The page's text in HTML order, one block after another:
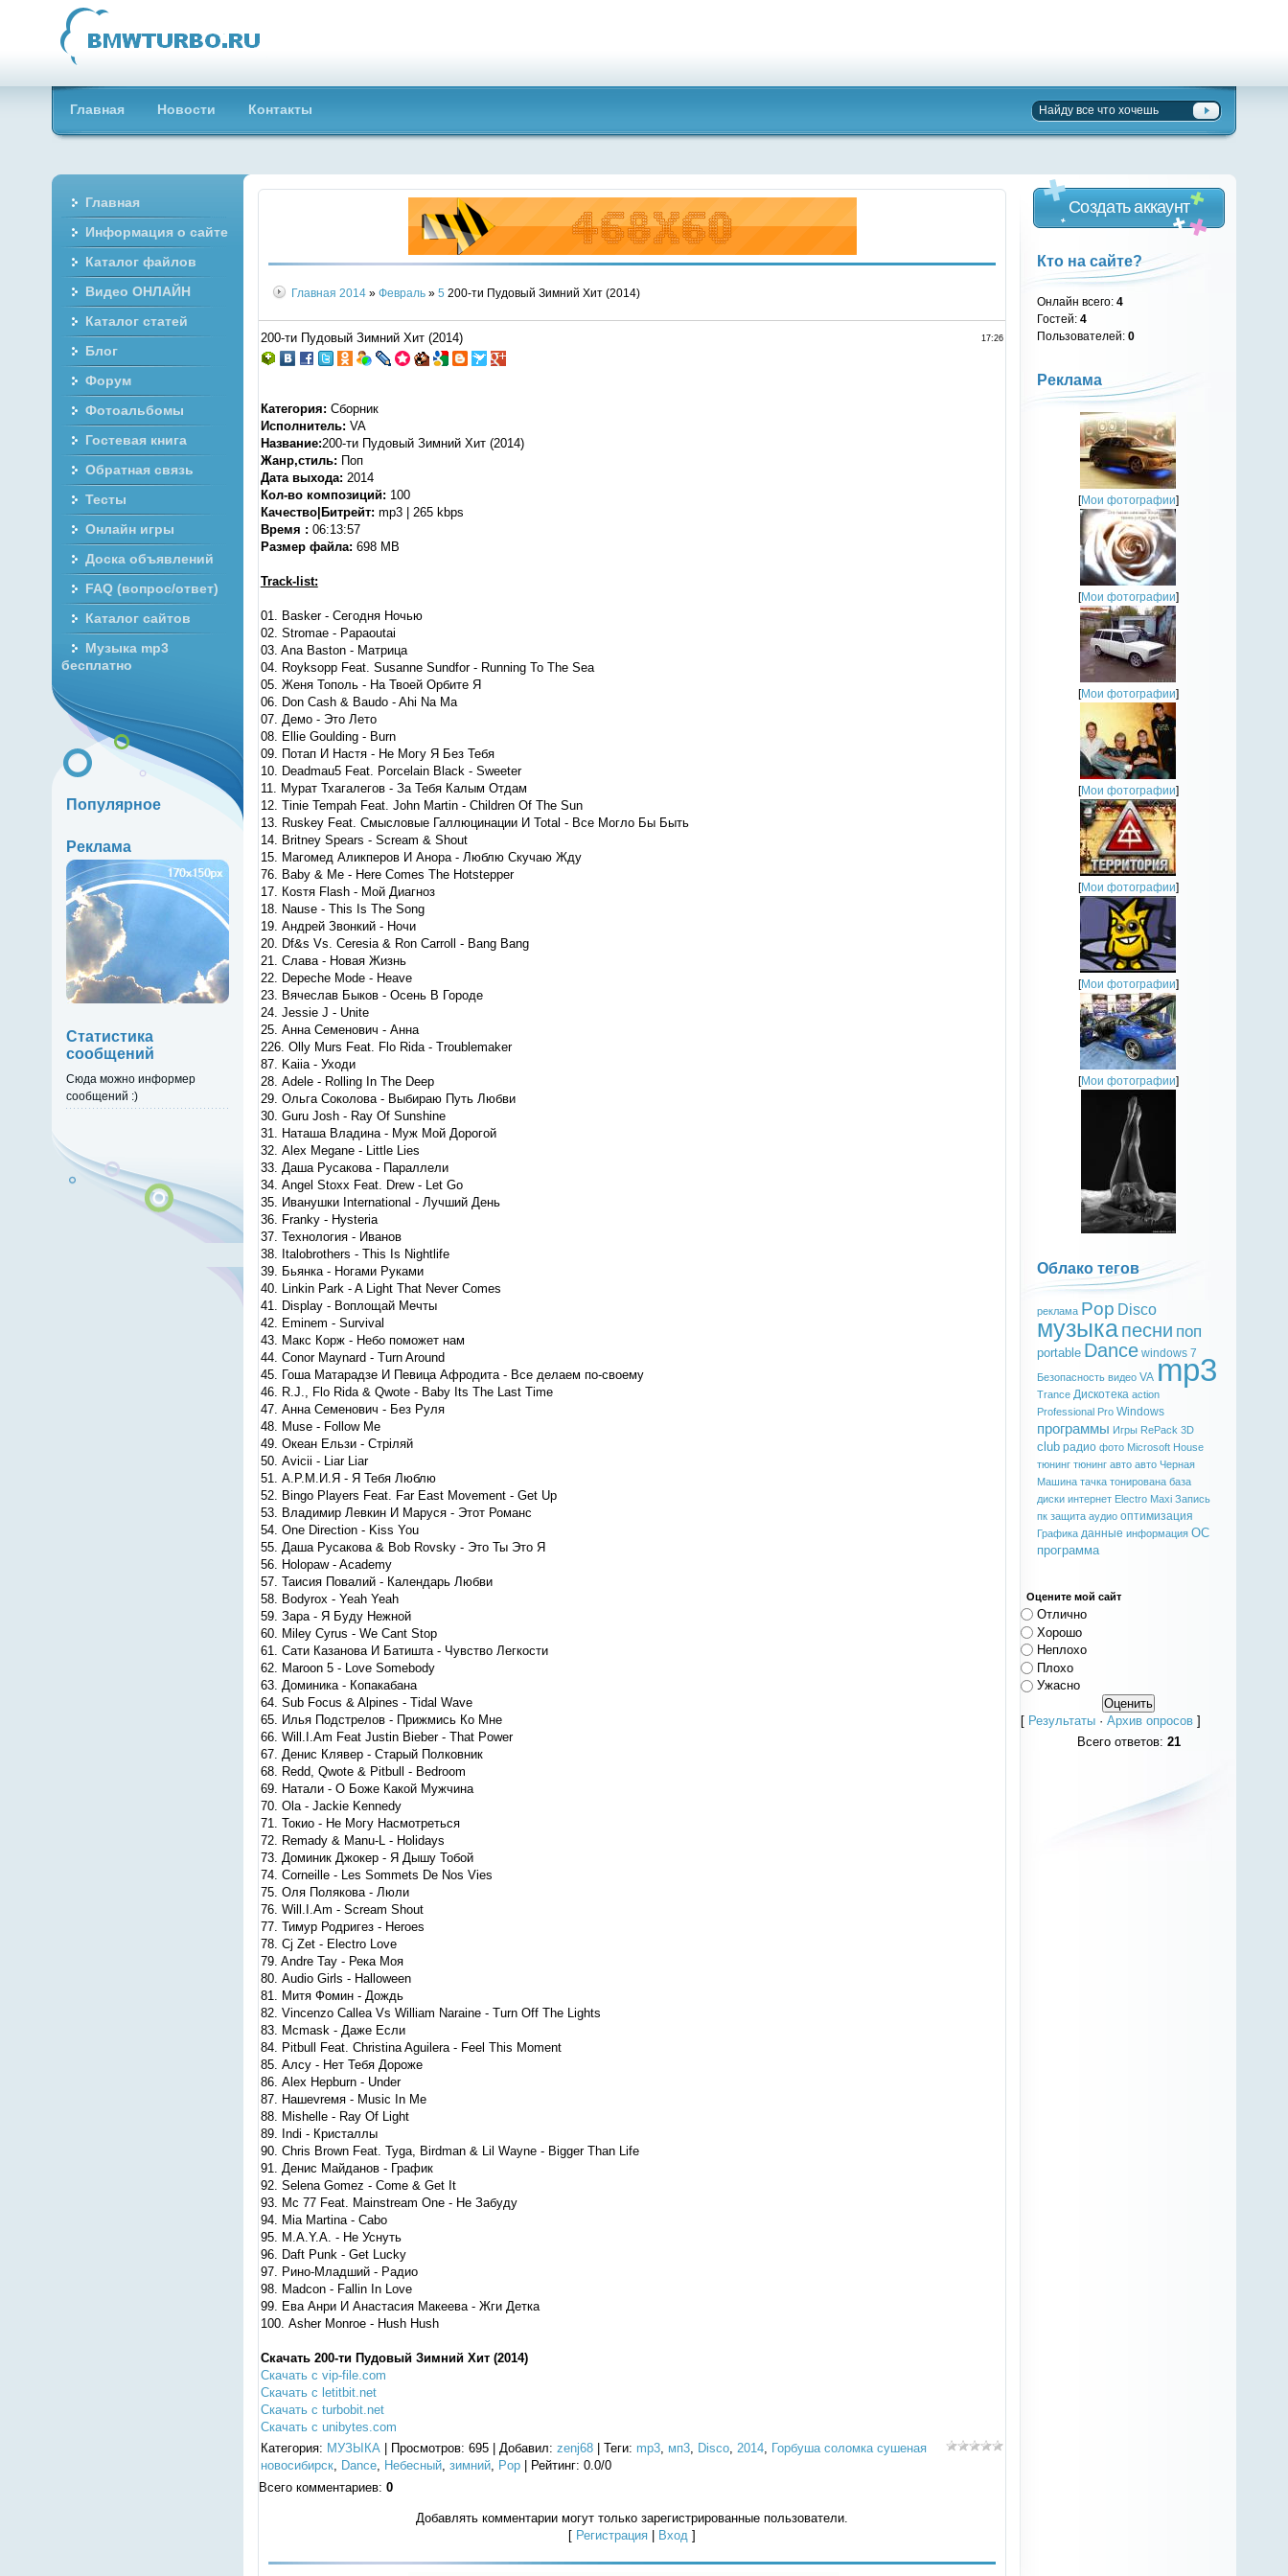
Главная Новости Контакты
Главная 2014 » Февраль » 5 200-ти Пудовый Зимний Хит (2014)
17:26
200-ти Пудовый Зимний Хит (2014)
Категория: Сборник
Исполнитель: VA
Название:200-ти Пудовый Зимний Хит (2014)
Жанр,стиль: Поп
Дата выхода: 2014
Кол-во композиций: 100
Качество|Битрейт: mp3 | 265 kbps
Время : 06:13:57
Размер файла: 698 MB
Track-list:
01. Basker - Сегодня Ночью
02. Stromae - Papaoutai
03. Ana Baston - Матрица
04. Royksopp Feat. Susanne Sundfor - Running To The Sea
05. Женя Тополь - На Твоей Орбите Я
06. Don Cash & Baudo - Ahi Na Ma
07. Демо - Это Лето
08. Ellie Goulding - Burn
09. Потап И Настя - Не Могу Я Без Тебя
10. Deadmau5 Feat. Porcelain Black - Sweeter
11. Мурат Тхагалегов - За Тебя Калым Отдам
12. Tinie Tempah Feat. John Martin - Children Of The Sun
13. Ruskey Feat. Смысловые Галлюцинации И Total - Все Могло Бы Быть
14. Britney Spears - Scream & Shout
15. Магомед Аликперов И Анора - Люблю Скучаю Жду
76. Baby & Me - Here Comes The Hotstepper
17. Коsтя Flash - Мой Диагноз
18. Nause - This Is The Song
19. Андрей Звонкий - Ночи
20. Df&s Vs. Ceresia & Ron Carroll - Bang Bang
21. Слава - Новая Жизнь
22. Depeche Mode - Heave
23. Вячеслав Быков - Осень В Городе
24. Jessie J - Unite
25. Анна Семенович - Анна
226. Olly Murs Feat. Flo Rida - Troublemaker
87. Kaiia - Уходи
28. Adele - Rolling In The Deep
29. Ольга Соколова - Выбираю Путь Любви
30. Guru Josh - Ray Of Sunshine
31. Наташа Владина - Муж Мой Дорогой
32. Alex Megane - Little Lies
33. Даша Русакова - Параллели
34. Angel Stoxx Feat. Drew - Let Go
35. Иванушки International - Лучший День
36. Franky - Hysteria
37. Технология - Иванов
38. Italobrothers - This Is Nightlife
39. Бьянка - Ногами Руками
40. Linkin Park - A Light That Never Comes
41. Display - Воплощай Мечты
42. Eminem - Survival
43. Макс Корж - Небо поможет нам
44. Conor Maynard - Turn Around
45. Гоша Матарадзе И Певица Афродита - Все делаем по-своему
46. R.J., Flo Rida & Qwote - Baby Its The Last Time
47. Анна Семенович - Без Руля
48. Muse - Follow Me
49. Океан Ельзи - Стріляй
50. Avicii - Liar Liar
51. А.Р.М.И.Я - Я Тебя Люблю
52. Bingo Players Feat. Far East Movement - Get Up
53. Владимир Левкин И Маруся - Этот Романс
54. One Direction - Kiss You
55. Даша Русакова & Bob Rovsky - Это Ты Это Я
56. Holopaw - Academy
57. Таисия Повалий - Календарь Любви
58. Bodyrox - Yeah Yeah
59. Зара - Я Буду Нежной
60. Miley Cyrus - We Cant Stop
61. Сати Казанова И Батишта - Чувство Легкости
62. Maroon 5 - Love Somebody
63. Доминика - Копакабана
64. Sub Focus & Alpines - Tidal Wave
65. Илья Подстрелов - Прижмись Ко Мне
66. Will.I.Am Feat Justin Bieber - That Power
67. Денис Клявер - Старый Полковник
68. Redd, Qwote & Pitbull - Bedroom
69. Натали - О Боже Какой Мужчина
70. Ola - Jackie Kennedy
71. Токио - Не Могу Насмотреться
72. Remady & Manu-L - Holidays
73. Доминик Джокер - Я Дышу Тобой
74. Corneille - Les Sommets De Nos Vies
75. Оля Полякова - Люли
76. Will.I.Am - Scream Shout
77. Тимур Родригез - Heroes
78. Cj Zet - Electro Love
79. Andre Tay - Река Моя
80. Audio Girls - Halloween
81. Митя Фомин - Дождь
82. Vincenzo Callea Vs William Naraine - Turn Off The Lights
83. Mcmask - Даже Если
84. Pitbull Feat. Christina Aguilera - Feel This Moment
85. Алсу - Нет Тебя Дороже
86. Alex Hepburn - Under
87. Нашеvreмя - Music In Me
88. Mishelle - Ray Of Light
89. Indi - Кристаллы
90. Chris Brown Feat. Tyga, Birdman & Lil Wayne - Bigger Than Life
91. Денис Майданов - График
92. Selena Gomez - Come & Get It
93. Mc 77 Feat. Mainstream One - Не Забуду
94. Mia Martina - Cabo
95. M.A.Y.A. - Не Уснуть
96. Daft Punk - Get Lucky
97. Рино-Младший - Радио
98. Madcon - Fallin In Love
99. Ева Анри И Анастасия Макеева - Жги Детка
100. Asher Monroe - Hush Hush
Скачать 200-ти Пудовый Зимний Хит (2014)
Скачать с vip-file.com
Скачать с letitbit.net
Скачать с turbobit.net
Скачать с unibytes.com
Категория: МУЗЫКА| Просмотров: 695 | Добавил: zenj68| Теги: mp3, мп3, Disco, 2014, Горбуша соломка сушеная
новосибирск, Dance, Небесный, зимний, Pop| Рейтинг: 0.0/0
Всего комментариев: 0
Добавлять комментарии могут только зарегистрированные пользователи.
[ Регистрация Вход ]
Создать аккаунт
Кто на сайте?
Онлайн всего:4
Гостей:4
Пользователей:0
Реклама
[Мои фотографии]
[Мои фотографии]
[Мои фотографии]
[Мои фотографии]
[Мои фотографии]
[Мои фотографии]
[Мои фотографии]
Облако тегов
реклама Pop Disco
музыкапесни поп
portable Dance windows 7
Безопасность видео VA mp3
Trance Дискотека action
Professional Pro Windows
программы Игры RePack 3D
club радио фото Microsoft House
тюнинг тюнинг авто авто Черная
Машина тачка тонирована база
диски интернет Electro Maxi Запись
пк защита аудио оптимизация
Графика данные информация ОС
программа
Оцените мой сайт
Отлично
Хорошо
Неплохо
Плохо
Ужасно
[ Результаты ·Архив опросов ]
Всего ответов: 21
Главная
Информация о сайте
Каталог файлов
Видео ОНЛАЙН
Каталог статей
Блог
Форум
Фотоальбомы
Гостевая книга
Обратная связь
Тесты
Онлайн игры
Доска объявлений
FAQ (вопрос/ответ)
Каталог сайтов
Музыка mp3
бесплатно
Популярное
Реклама
Статистика
сообщений
Сюда можно информер
сообщений :)